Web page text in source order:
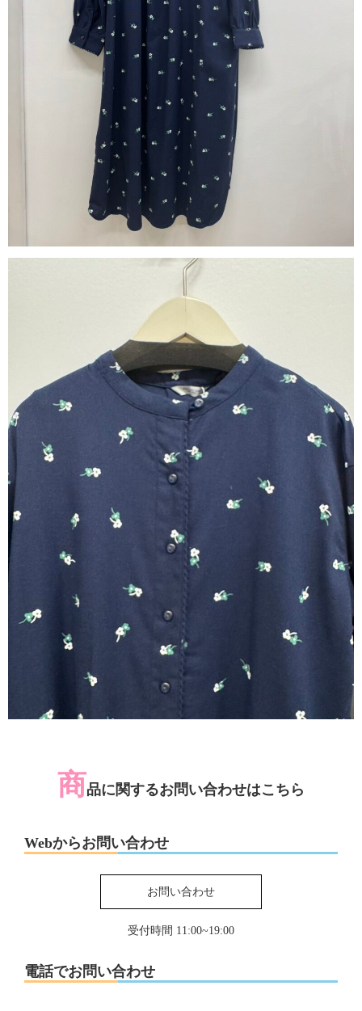
商品に関するお問い合わせはこちら
Webからお問い合わせ
お問い合わせ
受付時間 11:00~19:00
電話でお問い合わせ